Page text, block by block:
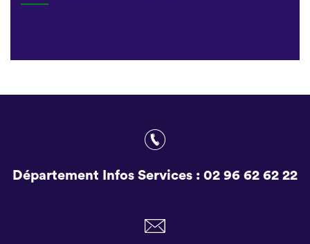
Département Infos Services : 02 96 62 62 22